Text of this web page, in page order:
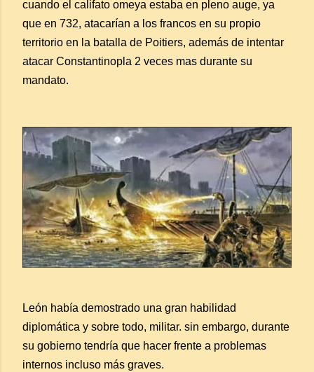
cuando el califato omeya estaba en pleno auge, ya
que en 732, atacarían a los francos en su propio
territorio en la batalla de Poitiers, además de intentar
atacar Constantinopla 2 veces mas durante su
mandato.
León había demostrado una gran habilidad
diplomática y sobre todo, militar. sin embargo, durante
su gobierno tendría que hacer frente a problemas
internos incluso más graves.